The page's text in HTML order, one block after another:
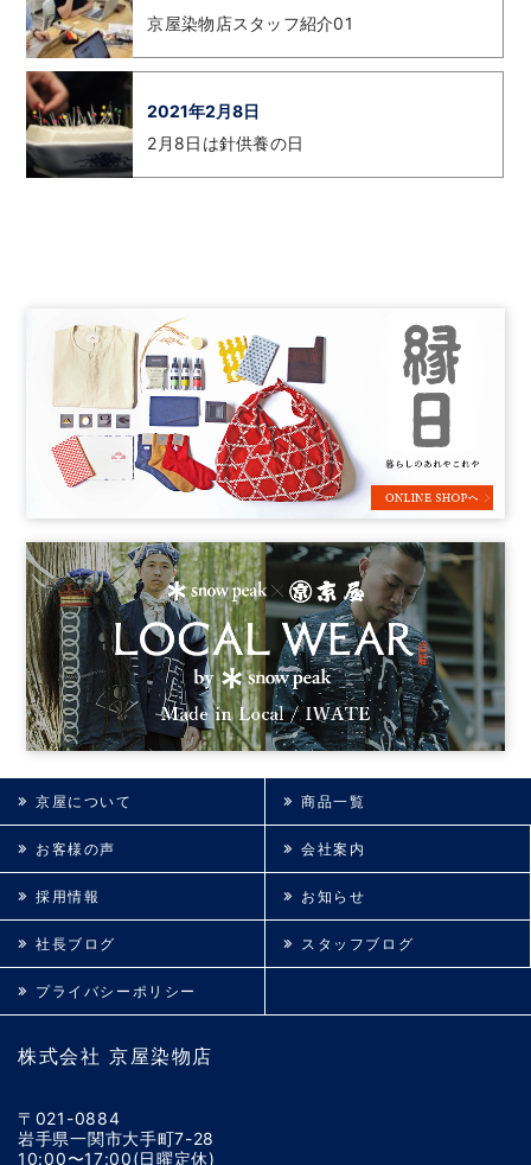
京屋染物店スタッフ紹介01
2021年2月8日
2月8日は針供養の日
株式会社 京屋染物店
〒021-0884
岩手県一関市大手町7-28
10:00〜17:00(日曜定休)
京屋について 商品一覧
お客様の声 会社案内
採用情報 お知らせ
社長ブログ スタッフブログ
プライバシーポリシー